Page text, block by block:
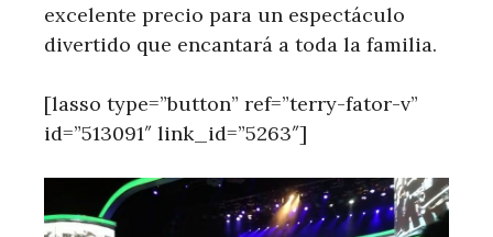
excelente precio para un espectáculo
divertido que encantará a toda la familia.
[lasso type=”button” ref=”terry-fator-v”
id=”513091″ link_id=”5263″]